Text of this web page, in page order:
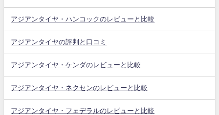
アジアンタイヤ・ハンコックのレビューと比較
アジアンタイヤの評判と口コミ
アジアンタイヤ・ケンダのレビューと比較
アジアンタイヤ・ネクセンのレビューと比較
アジアンタイヤ・フェデラルのレビューと比較